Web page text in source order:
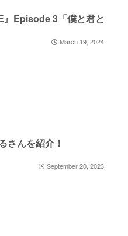
』Episode 3「僕と君と
March 19, 2024
さんを紹介！
September 20, 2023